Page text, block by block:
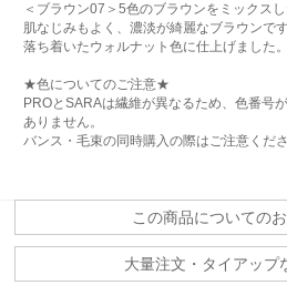
＜ブラウン07＞5色のブラウンをミックス
肌なじみもよく、濃淡が綺麗なブラウンです
落ち着いたウォルナット色に仕上げました。
★色についてのご注意★
PROとSARAは繊維が異なるため、色番号
ありません。
バンス・毛束の同時購入の際はご注意くださ
この商品についての
大量注文・タイアップ